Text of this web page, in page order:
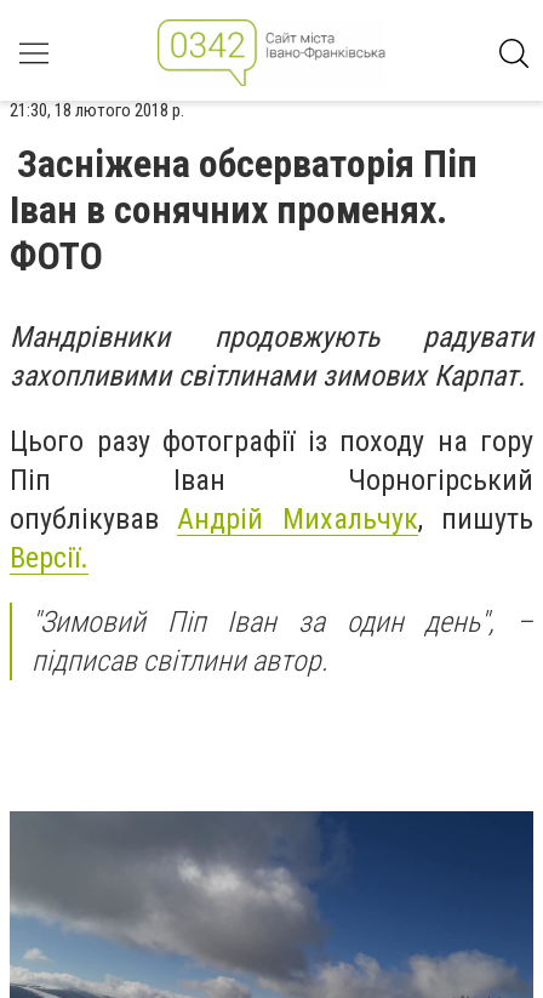
21:30, 18 лютого 2018 р.
Засніжена обсерваторія Піп
Іван в сонячних променях.
ФОТО
Мандрівники продовжують радувати
захопливими світлинами зимових Карпат.
Цього разу фотографії із походу на гору
Піп Іван Чорногірський
опублікував Андрій Михальчук, пишуть
Версії.
"Зимовий Піп Іван за один день", –
підписав світлини автор.